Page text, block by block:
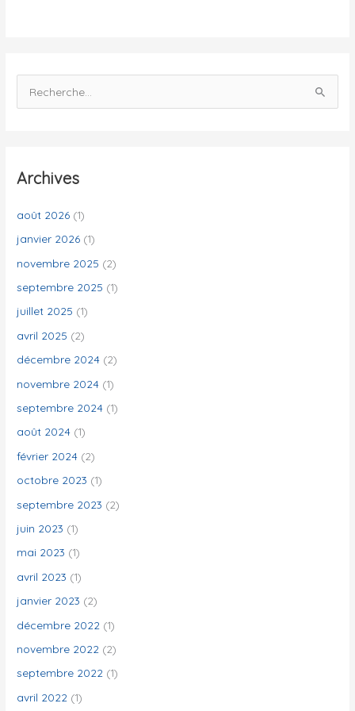
e
e
c
h
:
Archives
août 2026 (1)
janvier 2026 (1)
novembre 2025 (2)
septembre 2025 (1)
juillet 2025 (1)
avril 2025 (2)
décembre 2024 (2)
novembre 2024 (1)
septembre 2024 (1)
août 2024 (1)
février 2024 (2)
octobre 2023 (1)
septembre 2023 (2)
juin 2023 (1)
mai 2023 (1)
avril 2023 (1)
janvier 2023 (2)
décembre 2022 (1)
novembre 2022 (2)
septembre 2022 (1)
avril 2022 (1)